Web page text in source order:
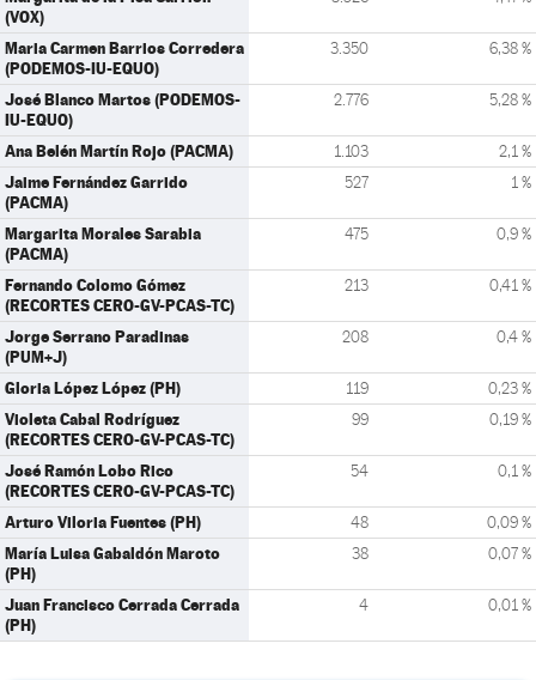
(VOX)
Maria Carmen Barrios Corredera
(PODEMOS-IU-EQUO)
3.350 6,38 %
José Blanco Martos (PODEMOS-
IU-EQUO)
2.776 5,28 %
Ana Belén Martín Rojo (PACMA) 1.103 2,1 %
Jaime Fernández Garrido
(PACMA)
527 1 %
Margarita Morales Sarabia
(PACMA)
475 0,9 %
Fernando Colomo Gómez
(RECORTES CERO-GV-PCAS-TC)
213 0,41 %
Jorge Serrano Paradinas
(PUM+J)
208 0,4 %
Gloria López López (PH) 119 0,23 %
Violeta Cabal Rodríguez
(RECORTES CERO-GV-PCAS-TC)
99 0,19 %
José Ramón Lobo Rico
(RECORTES CERO-GV-PCAS-TC)
54 0,1 %
Arturo Viloria Fuentes (PH) 48 0,09 %
María Luisa Gabaldón Maroto
(PH)
38 0,07 %
Juan Francisco Cerrada Cerrada
(PH)
4 0,01 %